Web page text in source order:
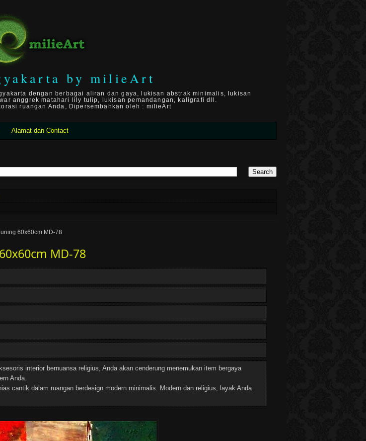
by milieArt
dengan berbagai aliran dan gaya, lukisan abstrak minimalis, lukisan
anggrek matahari lily tulip, lukisan pemandangan, kaligrafi dll.
ruangan Anda, Dipersembahkan oleh : milieArt
Alamat dan Contact
60x60cm MD-78
MD-78
interior bernuansa religius, Anda akan cenderung menemukan item bergaya
Anda.
cantik dalam ruangan berdesign modern minimalis. Modern dan religius, layak Anda